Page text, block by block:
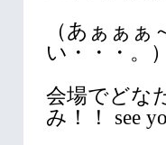
（あぁぁ
い・・・。
会場でどな
み！！ see